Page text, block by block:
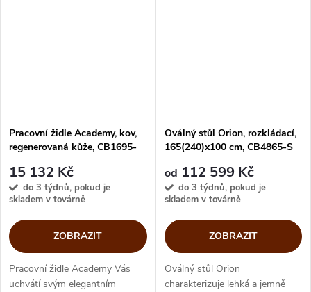
Pracovní židle Academy, kov,
regenerovaná kůže, CB1695-
15 132 Kč
do 3 týdnů, pokud je
skladem v továrně
ZOBRAZIT
Pracovní židle Academy Vás
uchvátí svým elegantním
Oválný stůl Orion, rozkládací,
165(240)x100 cm, CB4865-S
od 112 599 Kč
do 3 týdnů, pokud je
skladem v továrně
ZOBRAZIT
Oválný stůl Orion
charakterizuje lehká a jemně